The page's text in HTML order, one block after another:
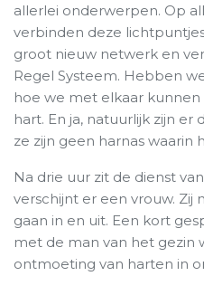
allerlei onderwerpen. Op
verbinden deze
groot nieuw netwerk en
Regel Systeem. Hebben
hoe we met elkaar
hart. En ja, natuurlijk zijn er
ze zijn geen harnas waarin
Na drie uur zit de dienst
verschijnt er een vrouw. Zij
gaan in en uit. Een kort
met de man van het gezin
ontmoeting van harten in